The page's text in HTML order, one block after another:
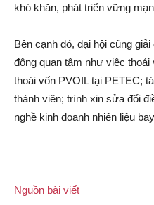
khó khăn, phát triển vững
Bên cạnh đó, đại hội cũng
đông quan tâm như việc
thoái vốn PVOIL tại PETEC;
thành viên; trình xin sửa đổi
nghề kinh doanh nhiên liệu
Nguồn bài viết